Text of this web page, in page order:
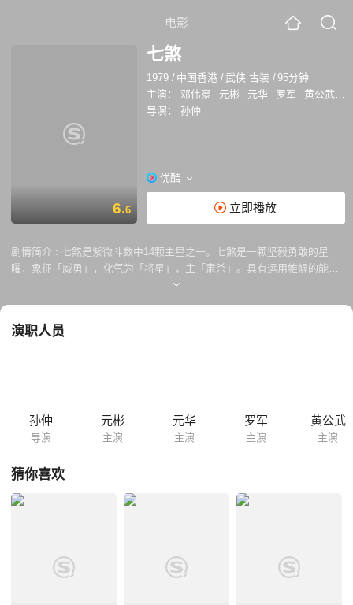
电影
6.6
七煞
1979 / 中国香港 / 武侠 古装 /95分钟
主演：
邓伟豪 元彬 元华 罗军 黄公武
导演：
孙仲
优酷
立即播放
剧情简介 : 七煞是紫微斗数中14颗主星之一。七煞是一颗坚毅勇敢的星
曜，象征「威勇」，化气为「将星」，主「肃杀」。具有运用帷幄的能
力，拥有理智而独立、冲锋陷阵、冒险犯难的特性。本片为邵氏早期经典
演职人员
孙仲
导演
元彬
主演
元华
主演
罗军
主演
黄公武
主演
猜你喜欢